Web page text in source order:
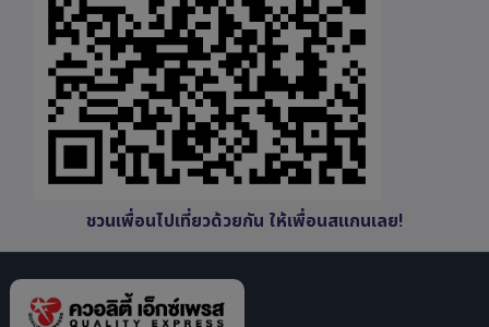
ชวนเพื่อนไปเที่ยวด้วยกัน ให้เพื่อนสแกนเลย!